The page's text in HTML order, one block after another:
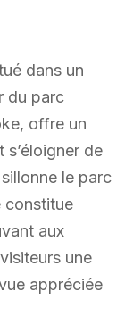
dans un
du parc
offre un
s’éloigner de
le parc
constitue
aux
une
appréciée